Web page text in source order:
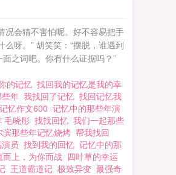
况会猜不害怕呢。好不容易把手
呀。” 胡笑笑：“摆脱，谁遇到
之词吧。你有什么证据吗？”
的记忆 找回我的记忆是我的幸
年 我找回了记忆 找回记忆我
忆作文600 记忆中的那些年演
毛晓彤 找找回忆 我们一起那些
滨那些年记忆烧烤 帮我找回
员 找到我的回忆 记忆中的那
而上，为你而战 四叶草的幸运
王道霸道记 极致异变 最强奇